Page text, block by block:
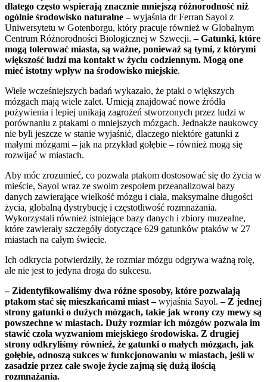
dlatego często wspierają znacznie mniejszą różnorodność niż
ogólnie środowisko naturalne –wyjaśnia dr Ferran Sayol z
Uniwersytetu w Gotenborgu, który pracuje również w Globalnym
Centrum Różnorodności Biologicznej w Szwecji.– Gatunki, które
mogą tolerować miasta, są ważne, ponieważ są tymi, z którymi
większość ludzi ma kontakt w życiu codziennym. Mogą one
mieć istotny wpływ na środowisko miejskie.
Wiele wcześniejszych badań wykazało, że ptaki o większych
mózgach mają wiele zalet. Umieją znajdować nowe źródła
pożywienia i lepiej unikają zagrożeń stworzonych przez ludzi w
porównaniu z ptakami o mniejszych mózgach. Jednakże naukowcy
nie byli jeszcze w stanie wyjaśnić, dlaczego niektóre gatunki z
małymi mózgami – jak na przykład gołębie – również mogą się
rozwijać w miastach.
Aby móc zrozumieć, co pozwala ptakom dostosować się do życia w
mieście, Sayol wraz ze swoim zespołem przeanalizował bazy
danych zawierające wielkość mózgu i ciała, maksymalne długości
życia, globalną dystrybucję i częstotliwość rozmnażania.
Wykorzystali również istniejące bazy danych i zbiory muzealne,
które zawierały szczegóły dotyczące 629 gatunków ptaków w 27
miastach na całym świecie.
Ich odkrycia potwierdziły, że rozmiar mózgu odgrywa ważną rolę,
ale nie jest to jedyna droga do sukcesu.
– Zidentyfikowaliśmy dwa różne sposoby, które pozwalają
ptakom stać się mieszkańcami miast –wyjaśnia Sayol.– Z jednej
strony gatunki o dużych mózgach, takie jak wrony czy mewy są
powszechne w miastach. Duży rozmiar ich mózgów pozwala im
stawić czoła wyzwaniom miejskiego środowiska. Z drugiej
strony odkryliśmy również, że gatunki o małych mózgach, jak
gołębie, odnoszą sukces w funkcjonowaniu w miastach, jeśli w
zasadzie przez całe swoje życie zajmą się dużą ilością
rozmnażania.